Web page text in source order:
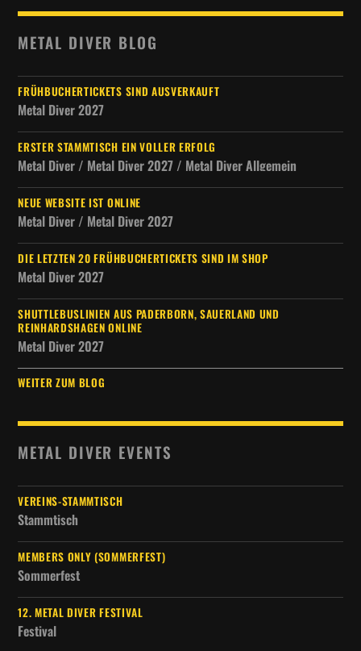
METAL DIVER BLOG
FRÜHBUCHERTICKETS SIND AUSVERKAUFT
Metal Diver 2027
ERSTER STAMMTISCH EIN VOLLER ERFOLG
Metal Diver / Metal Diver 2027 / Metal Diver Allgemein
NEUE WEBSITE IST ONLINE
Metal Diver / Metal Diver 2027
DIE LETZTEN 20 FRÜHBUCHERTICKETS SIND IM SHOP
Metal Diver 2027
SHUTTLEBUSLINIEN AUS PADERBORN, SAUERLAND UND
REINHARDSHAGEN ONLINE
Metal Diver 2027
WEITER ZUM BLOG
METAL DIVER EVENTS
VEREINS-STAMMTISCH
Stammtisch
MEMBERS ONLY (SOMMERFEST)
Sommerfest
12. METAL DIVER FESTIVAL
Festival